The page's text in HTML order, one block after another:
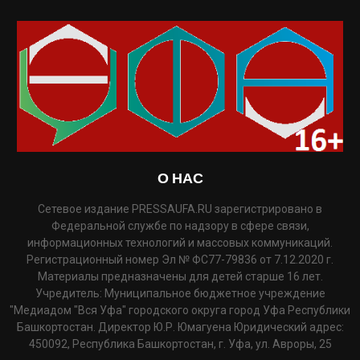
О НАС
Сетевое издание PRESSAUFA.RU зарегистрировано в
Федеральной службе по надзору в сфере связи,
информационных технологий и массовых коммуникаций.
Регистрационный номер Эл № ФС77-79836 от 7.12.2020 г.
Материалы предназначены для детей старше 16 лет.
Учредитель: Муниципальное бюджетное учреждение
"Медиадом "Вся Уфа" городского округа город Уфа Республики
Башкортостан. Директор Ю.Р. Юмагуена Юридический адрес:
450092, Республика Башкортостан, г. Уфа, ул. Авроры, 25